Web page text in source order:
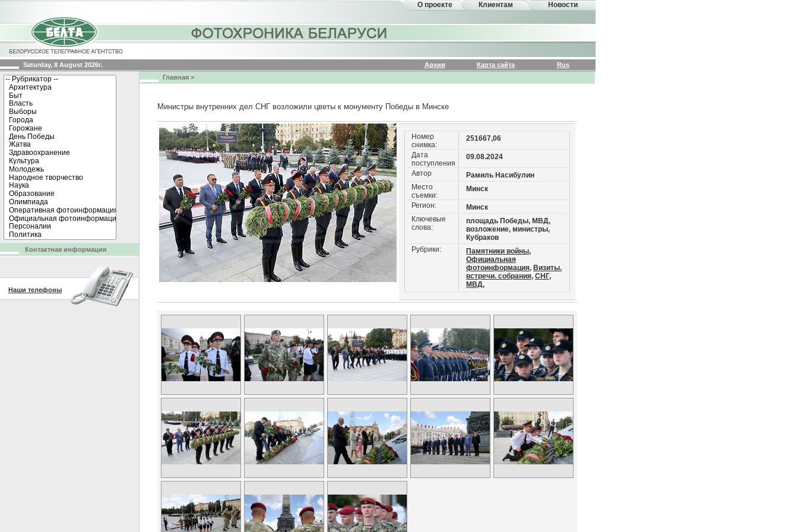
О проекте Клиентам Новости
Saturday, 8 August 2026г. Архив Карта сайта
Rus
Главная >
Министры внутренних дел СНГ возложили цветы к монументу Победы в Минске
Номер
снимка:
251667,06
Дата
поступления
09.08.2024
Автор
Рамиль Насибулин
Место
съемки:
Минск
Регион:
Минск
Ключевые
слова:
площадь Победы, МВД,
возложение, министры,
Кубраков
Рубрики:
Памятники войны,
Официальная
фотоинформация, Визиты.
встречи. собрания, СНГ,
МВД,
Контактная информация
Наши телефоны